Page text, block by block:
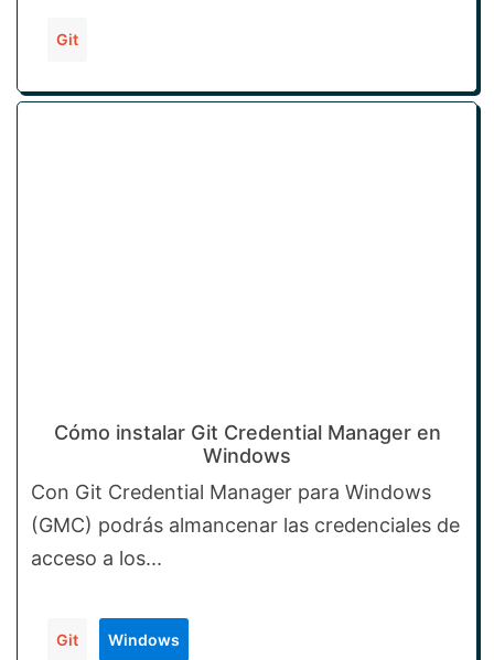
Git
Cómo instalar Git Credential Manager en
Windows
Con Git Credential Manager para Windows
(GMC) podrás almancenar las credenciales de
acceso a los...
Git Windows